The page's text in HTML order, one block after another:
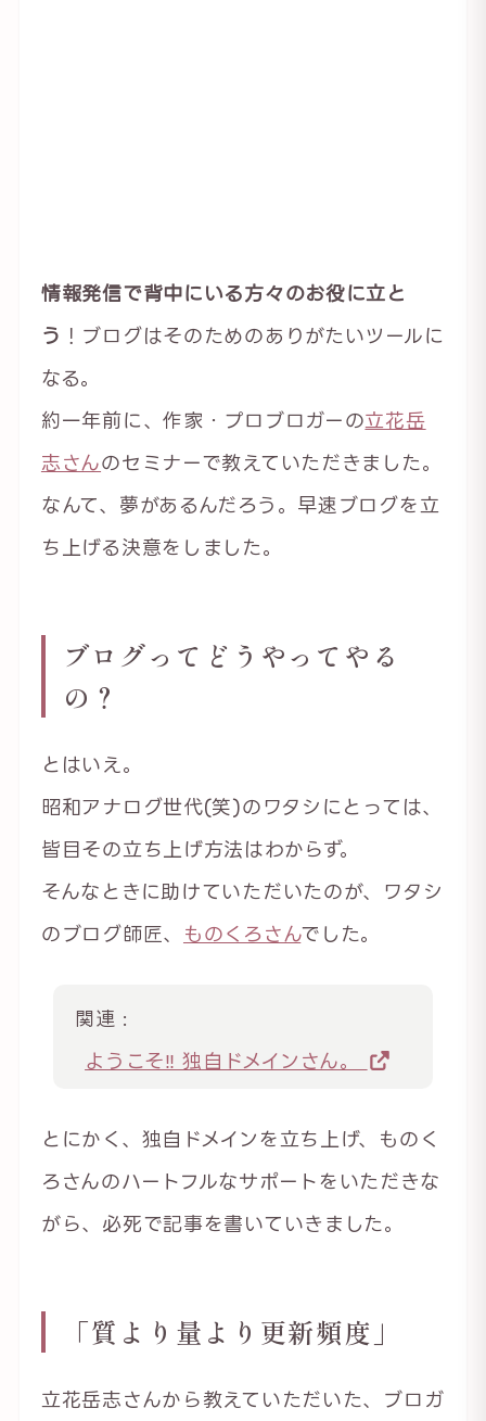
情報発信で背中にいる方々のお役に立と
う ！ブログはそのためのありがたいツールに
なる。
約一年前に、作家・プロブロガーの立花岳
志さんのセミナーで教えていただきました。
なんて、夢があるんだろう。早速ブログを立
ち上げる決意をしました。
ブログってどうやってやる
の？
とはいえ。
昭和アナログ世代(笑)のワタシにとっては、
皆目その立ち上げ方法はわからず。
そんなときに助けていただいたのが、ワタシ
のブログ師匠、
ものくろさんでした。
関連 :
ようこそ‼ 独自ドメインさん。
とにかく、独自ドメインを立ち上げ、ものく
ろさんのハートフルなサポートをいただきな
がら、必死で記事を書いていきました。
「質より量より更新頻度 」
立花岳志さんから教えていただいた、ブロガ